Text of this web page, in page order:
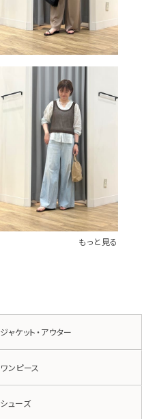
もっと見る
ジャケット・アウター
ワンピース
シューズ